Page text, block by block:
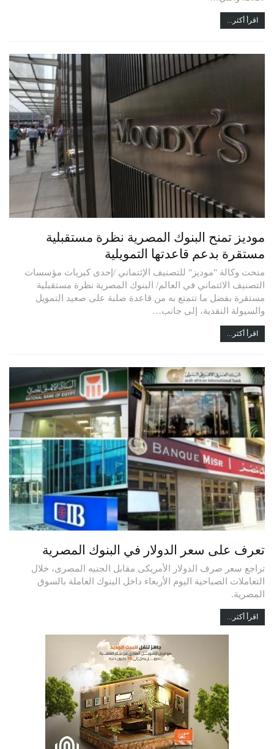
اقرأ أكثر...
موديز تمنح البنوك المصرية نظرة مستقبلية
مستقرة بدعم قاعدتها التمويلية
منحت وكالة "موديز" للتصنيف الإئتماني /إحدى كبريات مؤسسات
التصنيف الائتماني في العالم/ البنوك المصرية نظرة مستقبلية
مستقرة بفضل ما تتمتع به من قاعدة صلبة على صعيد التمويل
والسيولة النقدية، إلى جانب…
اقرأ أكثر...
تعرف على سعر الدولار في البنوك المصرية
تراجع سعر صرف الدولار الأمريكى مقابل الجنيه المصرى، خلال
التعاملات الصباحية اليوم الأربعاء داخل البنوك العاملة بالسوق
المصرية.
اقرأ أكثر...